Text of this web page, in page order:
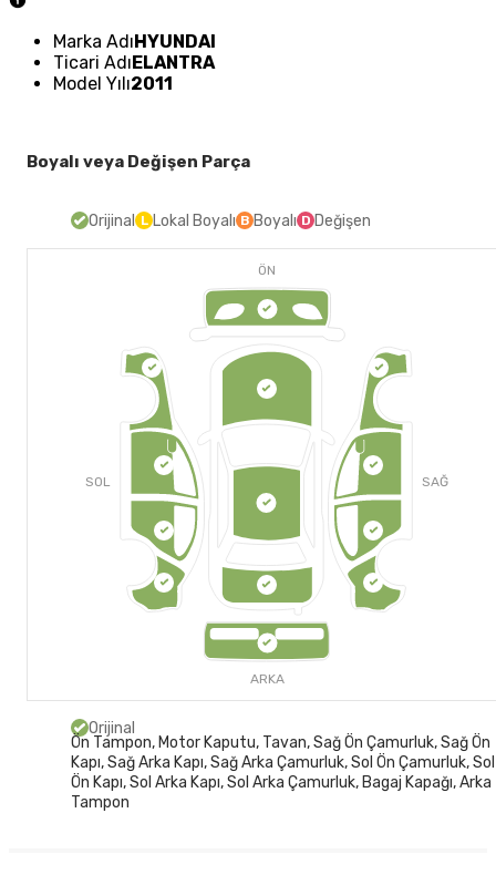
Marka AdıHYUNDAI
Ticari AdıELANTRA
Model Yılı2011
Boyalı veya Değişen Parça
Orijinal L Lokal Boyalı B Boyalı D Değişen
ÖN
SOL SAĞ
ARKA
Orijinal
Ön Tampon, Motor Kaputu, Tavan, Sağ Ön Çamurluk, Sağ Ön
Kapı, Sağ Arka Kapı, Sağ Arka Çamurluk, Sol Ön Çamurluk, Sol
Ön Kapı, Sol Arka Kapı, Sol Arka Çamurluk, Bagaj Kapağı, Arka
Tampon